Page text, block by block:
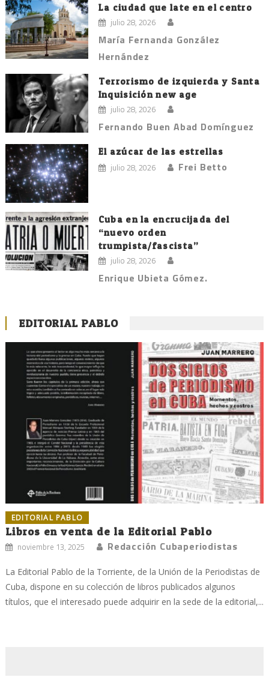
entradas
La ciudad que late en el centro
julio 28, 2026
María Fernanda González
Hernández
Terrorismo de izquierda y Santa
Inquisición new age
julio 28, 2026
Fernando Buen Abad Domínguez
El azúcar de las estrellas
julio 28, 2026 Frei Betto
Cuba en la encrucijada del
“nuevo orden
trumpista/fascista”
julio 28, 2026
Enrique Ubieta Gómez.
EDITORIAL PABLO
EDITORIAL PABLO
Libros en venta de la Editorial Pablo
noviembre 13, 2025 Redacción Cubaperiodistas
La Editorial Pablo de la Torriente, de la Unión de la Periodistas de
Cuba, dispone en su colección de libros publicados algunos
títulos, que el interesado puede adquirir en la sede de la editorial,...